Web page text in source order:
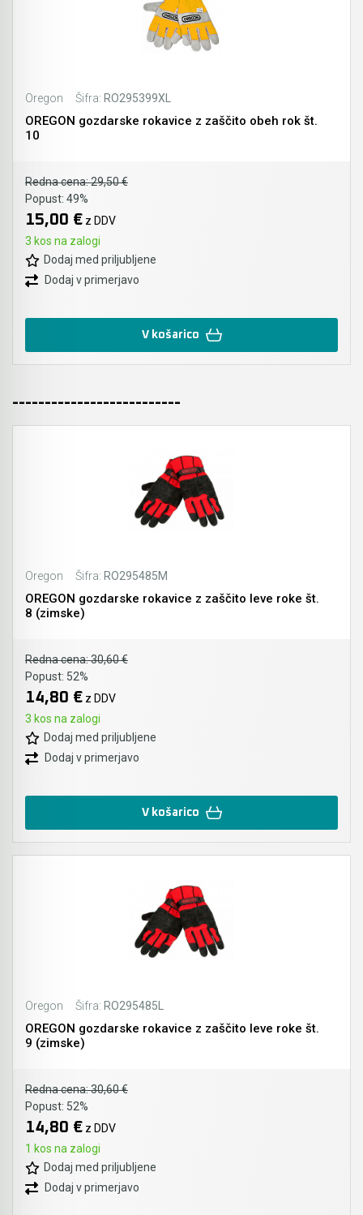
Oregon Šifra: RO295399XL
OREGON gozdarske rokavice z zaščito obeh rok št.
10
Redna cena:29,50 €
Popust: 49%
15,00 € z DDV
3 kos na zalogi
Dodaj med priljubljene
Dodaj v primerjavo
V košarico
--------------------------
Oregon Šifra: RO295485M
OREGON gozdarske rokavice z zaščito leve roke št.
8 (zimske)
Redna cena:30,60 €
Popust: 52%
14,80 € z DDV
3 kos na zalogi
Dodaj med priljubljene
Dodaj v primerjavo
V košarico
Oregon Šifra: RO295485L
OREGON gozdarske rokavice z zaščito leve roke št.
9 (zimske)
Redna cena:30,60 €
Popust: 52%
14,80 € z DDV
1 kos na zalogi
Dodaj med priljubljene
Dodaj v primerjavo